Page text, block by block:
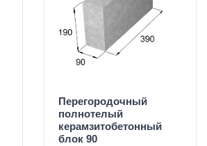
Перегородочный
полнотелый
керамзитобетонный
блок 90